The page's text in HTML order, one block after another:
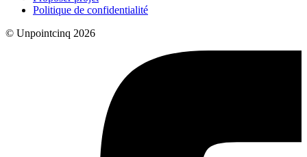
Politique de confidentialité
© Unpointcinq 2026